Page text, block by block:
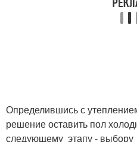
Определившись с
решение оставить пол
следующему этапу -